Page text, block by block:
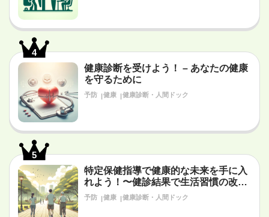
4
健康診断を受けよう！ – あなたの健康
を守るために
予防 健康 健康診断・人間ドック
5
特定保健指導で健康的な未来を手に入
れよう！〜健診結果で生活習慣の改善
が必要だと言われたあなたへ〜
予防 健康 健康診断・人間ドック